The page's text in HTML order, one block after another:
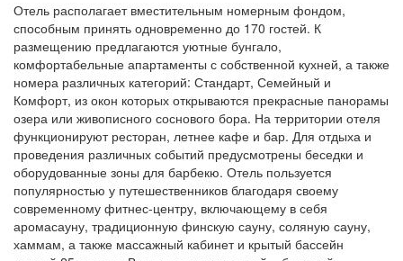
Отель располагает вместительным номерным фондом,
способным принять одновременно до 170 гостей. К
размещению предлагаются уютные бунгало,
комфортабельные апартаменты с собственной кухней, а также
номера различных категорий: Стандарт, Семейный и
Комфорт, из окон которых открываются прекрасные панорамы
озера или живописного соснового бора. На территории отеля
функционируют ресторан, летнее кафе и бар. Для отдыха и
проведения различных событий предусмотрены беседки и
оборудованные зоны для барбекю. Отель пользуется
популярностью у путешественников благодаря своему
современному фитнес-центру, включающему в себя
аромасауну, традиционную финскую сауну, соляную сауну,
хаммам, а также массажный кабинет и крытый бассейн